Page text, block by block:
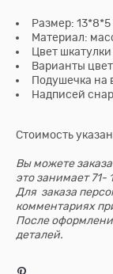
Размер: 13*8*5
Материал:
Цвет
Варианты
Подушечка на
Надписей
​Стоимость
Вы можете
это занимает 71-
Для заказа
комментариях
После
деталей.